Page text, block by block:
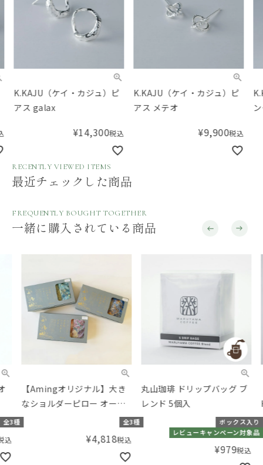
K.KAJU（ケイ・カジュ）ピ
アス galax
14,300税込
K.KAJU（ケイ・カジュ）ピ
アス メテオ
9,900税込
ン
RECENTLY VIEWED ITEMS
最近チェックした商品
FREQUENTLY BOUGHT TOGETHER
一緒に購入されている商品
【Amingオリジナル】大き
なショルダーピロー オーガ
ニックコットン マリーナ
4,818税込
丸山珈琲 ドリップバッグ ブ
レンド 5個入
ボックス入り
レビューキャンペーン対象品
979税込
【
ッ
ダ